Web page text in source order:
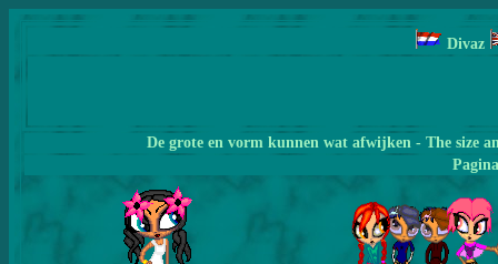
Divaz
De grote en vorm kunnen wat afwijken - The size